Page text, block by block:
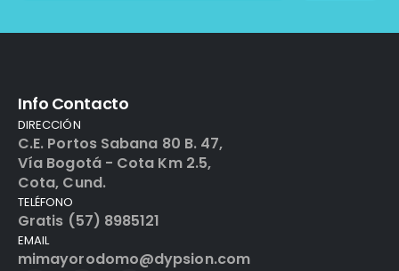
Info Contacto
DIRECCIÓN
C.E. Portos Sabana 80 B. 47,
Vía Bogotá - Cota Km 2.5,
Cota, Cund.
TELÉFONO
Gratis (57) 8985121
EMAIL
mimayorodomo@dypsion.com